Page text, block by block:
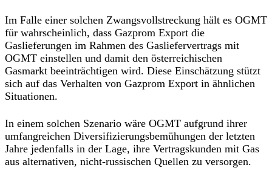
Im Falle einer solchen Zwangsvollstreckung hält es OGMT
für wahrscheinlich, dass Gazprom Export die
Gaslieferungen im Rahmen des Gasliefervertrags mit
OGMT einstellen und damit den österreichischen
Gasmarkt beeinträchtigen wird. Diese Einschätzung stützt
sich auf das Verhalten von Gazprom Export in ähnlichen
Situationen.
In einem solchen Szenario wäre OGMT aufgrund ihrer
umfangreichen Diversifizierungsbemühungen der letzten
Jahre jedenfalls in der Lage, ihre Vertragskunden mit Gas
aus alternativen, nicht-russischen Quellen zu versorgen.